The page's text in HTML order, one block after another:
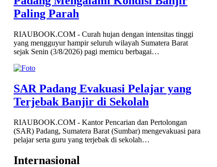
Paling Parah
RIAUBOOK.COM - Curah hujan dengan intensitas tinggi
yang mengguyur hampir seluruh wilayah Sumatera Barat
sejak Senin (3/8/2026) pagi memicu berbagai…
SAR Padang Evakuasi Pelajar yang
Terjebak Banjir di Sekolah
RIAUBOOK.COM - Kantor Pencarian dan Pertolongan
(SAR) Padang, Sumatera Barat (Sumbar) mengevakuasi para
pelajar serta guru yang terjebak di sekolah…
Internasional